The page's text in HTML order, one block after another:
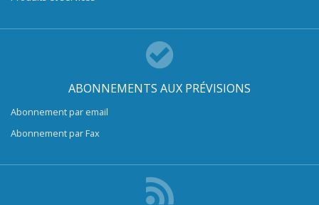
ABONNEMENTS AUX PRÉVISIONS
Abonnement par email
Abonnement par Fax